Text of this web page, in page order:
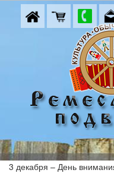
3 декабря – День